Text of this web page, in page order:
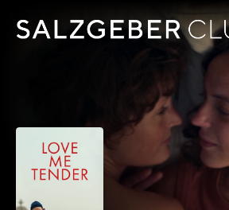
Zugänglichkeitslinks